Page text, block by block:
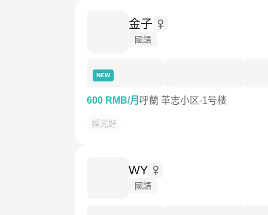
金子
國語
NEW
600 RMB/月 呼蘭 革志小区-1号楼
採光好
WY
國語